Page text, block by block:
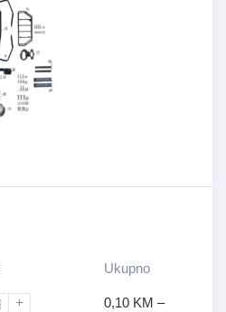
+
Ukupno
0,10 KM –